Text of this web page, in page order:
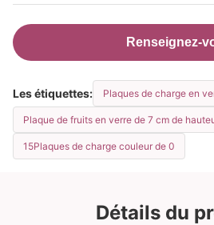
Renseignez-
Les étiquettes: Plaques de charge en
Plaque de fruits en verre de 7 cm de
15Plaques de charge couleur de 0
Détails du